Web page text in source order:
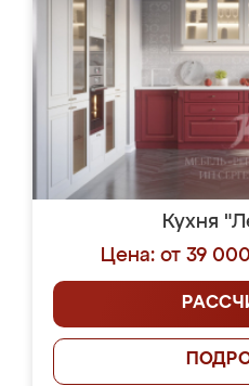
Кухня
Цена: от 39